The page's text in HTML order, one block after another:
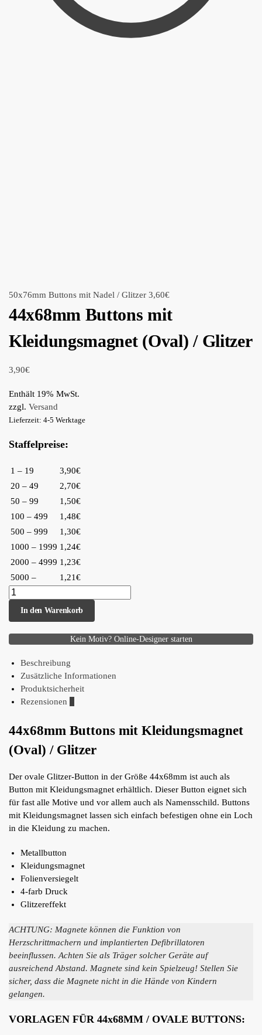
50x76mm Buttons mit Nadel / Glitzer 3,60€
44x68mm Buttons mit
Kleidungsmagnet (Oval) / Glitzer
3,90€
Enthält 19% MwSt.
zzgl. Versand
Lieferzeit: 4-5 Werktage
Staffelpreise:
1 – 19
3,90€
20 – 49
2,70€
50 – 99
1,50€
100 – 499
1,48€
500 – 999
1,30€
1000 – 1999 1,24€
2000 – 4999 1,23€
5000 –
1,21€
In den Warenkorb
Kein Motiv? Online-Designer starten
Beschreibung
Zusätzliche Informationen
Produktsicherheit
Rezensionen
44x68mm Buttons mit Kleidungsmagnet
(Oval) / Glitzer
Der ovale Glitzer-Button in der Größe 44x68mm ist auch als
Button mit Kleidungsmagnet erhältlich. Dieser Button eignet sich
für fast alle Motive und vor allem auch als Namensschild. Buttons
mit Kleidungsmagnet lassen sich einfach befestigen ohne ein Loch
in die Kleidung zu machen.
Metallbutton
Kleidungsmagnet
Folienversiegelt
4-farb Druck
Glitzereffekt
ACHTUNG: Magnete können die Funktion von
Herzschrittmachern und implantierten Defibrillatoren
beeinflussen. Achten Sie als Träger solcher Geräte auf
ausreichend Abstand. Magnete sind kein Spielzeug! Stellen Sie
sicher, dass die Magnete nicht in die Hände von Kindern
gelangen.
VORLAGEN FÜR 44x68MM / OVALE BUTTONS: